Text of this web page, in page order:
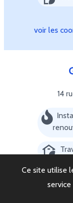
voir les
14
voir les
Ce site utilise
service